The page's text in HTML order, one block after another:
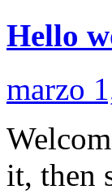
Hello
marzo
it, then